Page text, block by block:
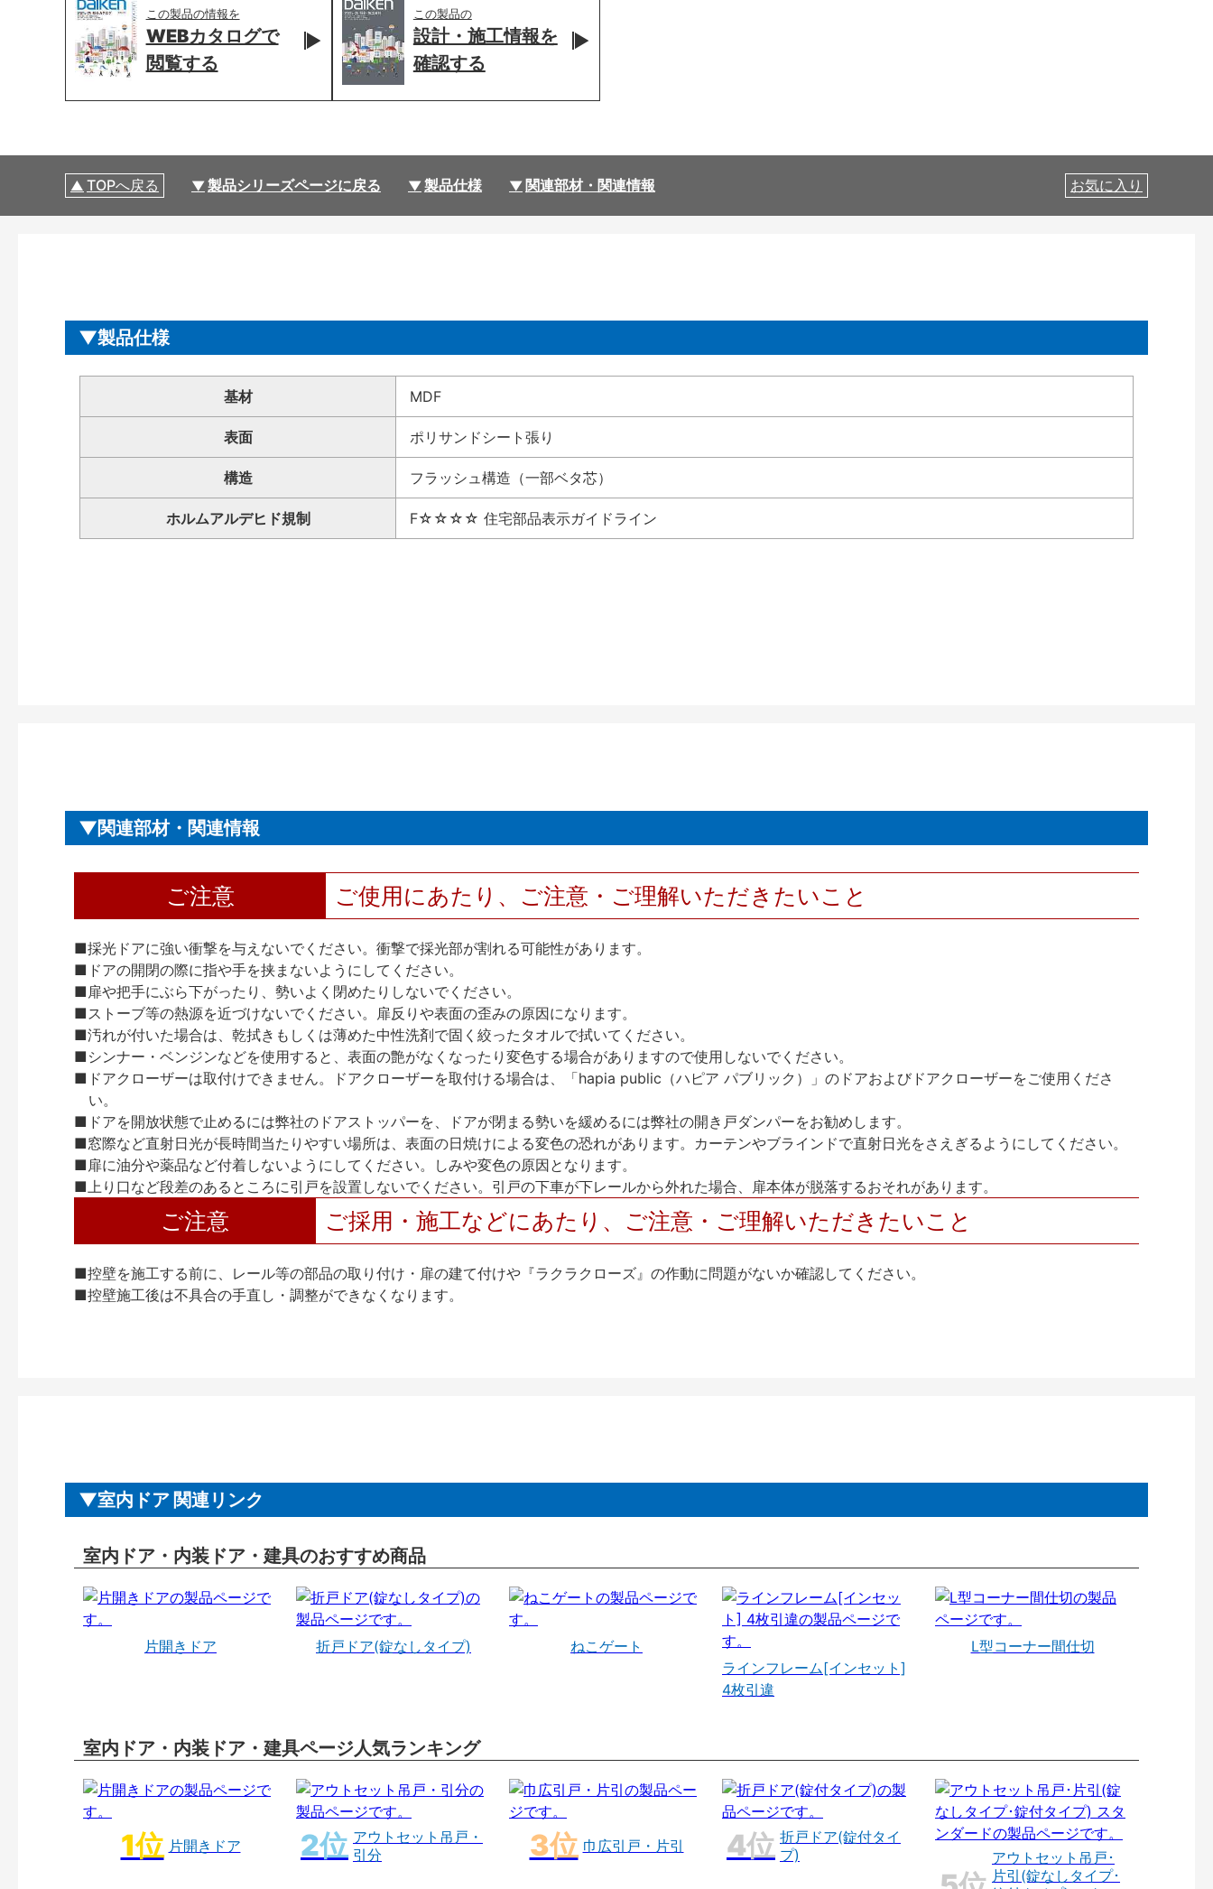
この製品の情報を
WEBカタログで
閲覧する
この製品の
設計・施工情報を
確認する
TOPへ戻る 製品シリーズページに戻る 製品仕様 関連部材・関連情報 お気に入り
製品仕様
基材 MDF
表面 ポリサンドシート張り
構造 フラッシュ構造（一部ベタ芯）
ホルムアルデヒド規制 F☆☆☆☆ 住宅部品表示ガイドライン
関連部材・関連情報
ご注意 ご使用にあたり、ご注意・ご理解いただきたいこと
■採光ドアに強い衝撃を与えないでください。衝撃で採光部が割れる可能性があります。
■ドアの開閉の際に指や手を挟まないようにしてください。
■扉や把手にぶら下がったり、勢いよく閉めたりしないでください。
■ストーブ等の熱源を近づけないでください。扉反りや表面の歪みの原因になります。
■汚れが付いた場合は、乾拭きもしくは薄めた中性洗剤で固く絞ったタオルで拭いてください。
■シンナー・ベンジンなどを使用すると、表面の艶がなくなったり変色する場合がありますので使用しないでください。
■ドアクローザーは取付けできません。ドアクローザーを取付ける場合は、「hapia public（ハピア パブリック）」のドアおよびドアクローザーをご使用くださ
い。
■ドアを開放状態で止めるには弊社のドアストッパーを、ドアが閉まる勢いを緩めるには弊社の開き戸ダンパーをお勧めします。
■窓際など直射日光が長時間当たりやすい場所は、表面の日焼けによる変色の恐れがあります。カーテンやブラインドで直射日光をさえぎるようにしてください。
■扉に油分や薬品など付着しないようにしてください。しみや変色の原因となります。
■上り口など段差のあるところに引戸を設置しないでください。引戸の下車が下レールから外れた場合、扉本体が脱落するおそれがあります。
ご注意 ご採用・施工などにあたり、ご注意・ご理解いただきたいこと
■控壁を施工する前に、レール等の部品の取り付け・扉の建て付けや『ラクラクローズ』の作動に問題がないか確認してください。
■控壁施工後は不具合の手直し・調整ができなくなります。
室内ドア 関連リンク
室内ドア・内装ドア・建具のおすすめ商品
片開きドア 折戸ドア(錠なしタイプ)
ねこゲート
ラインフレーム[インセット]
4枚引違
L型コーナー間仕切
室内ドア・内装ドア・建具ページ人気ランキング
片開きドア
アウトセット吊戸・
引分
巾広引戸・片引
折戸ドア(錠付タイ
プ)
アウトセット吊戸･
片引(錠なしタイプ･